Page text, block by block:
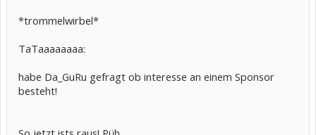
*trommelwirbel*
TaTaaaaaaaa:
habe Da_GuRu gefragt ob interesse an einem Sponsor
besteht!